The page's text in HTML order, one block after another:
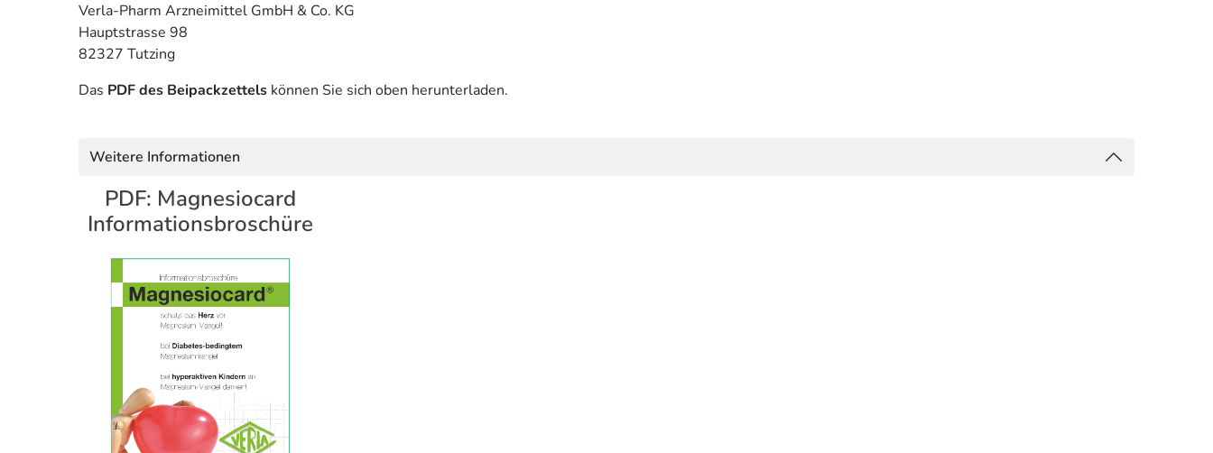
Verla-Pharm Arzneimittel GmbH & Co. KG
Hauptstrasse 98
82327 Tutzing
Das PDF des Beipackzettels können Sie sich oben herunterladen.
Weitere Informationen
PDF: Magnesiocard
Informationsbroschüre